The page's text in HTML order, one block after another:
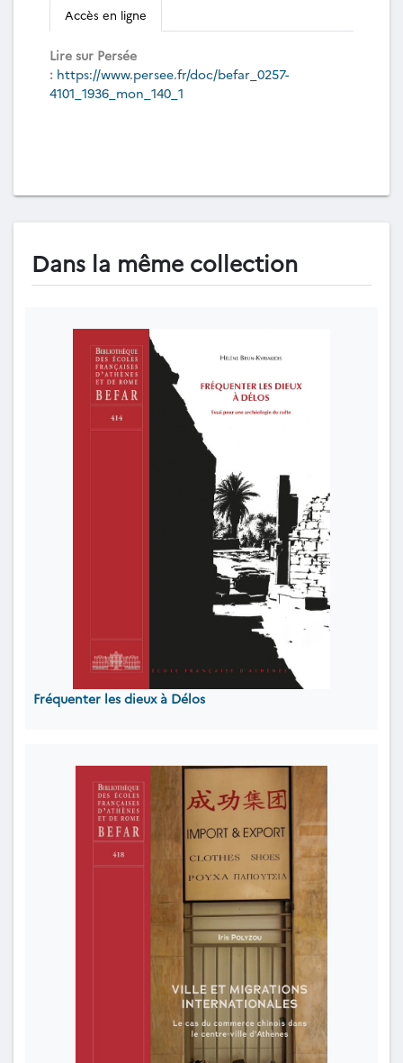
Accès en ligne
Lire sur Persée
: https://www.persee.fr/doc/befar_0257-
4101_1936_mon_140_1
Dans la même collection
Fréquenter les dieux à Délos